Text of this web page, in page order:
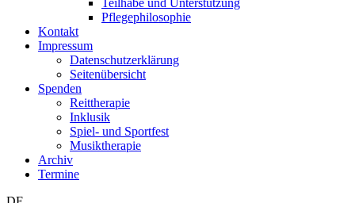
Teilhabe und Unterstützung
Pflegephilosophie
Kontakt
Impressum
Datenschutzerklärung
Seitenübersicht
Spenden
Reittherapie
Inklusik
Spiel- und Sportfest
Musiktherapie
Archiv
Termine